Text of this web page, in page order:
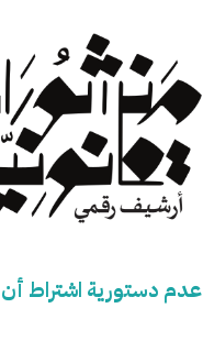
عدم دستورية اشتراط